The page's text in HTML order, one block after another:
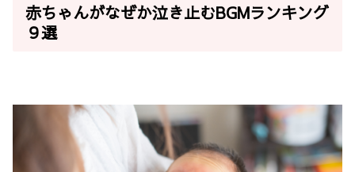
赤ちゃんがなぜか泣き止むBGMランキング
９選